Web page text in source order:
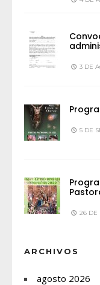
3 DE
5 DE
26 DE
ARCHIVOS
agosto 2026